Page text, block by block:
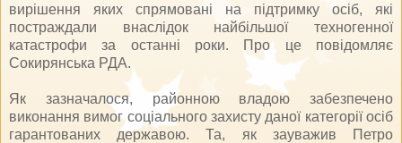
вирішення яких спрямовані на підтримку осіб, які
постраждали внаслідок найбільшої техногенної
катастрофи за останні роки. Про це повідомляє
Сокирянська РДА.
Як зазначалося, районною владою забезпечено
виконання вимог соціального захисту даної категорії осіб
гарантованих державою. Та, як зауважив Петро